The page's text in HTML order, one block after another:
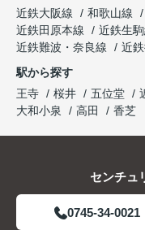
近鉄大阪線
和歌山線
近鉄田原本線
近鉄生
近鉄難波・奈良線
近
駅から探す
王寺
桜井 五位堂
大和小泉
高田 香芝
センチュ
0745-34-0021